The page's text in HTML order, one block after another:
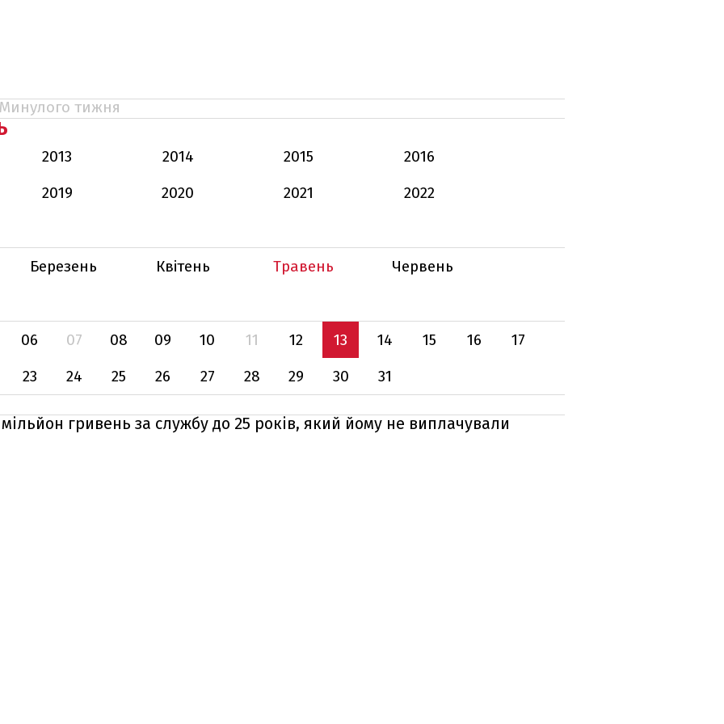
тижня
2013 2014 2015
2016
2019
2020 2021 2022
Березень Квітень Травень Червень
06 07 08 09 10 11 12 13 14 15 16
17
23
24 25 26 27 28 29 30 31
мільйон гривень за службу до 25 років, який йому не виплачували